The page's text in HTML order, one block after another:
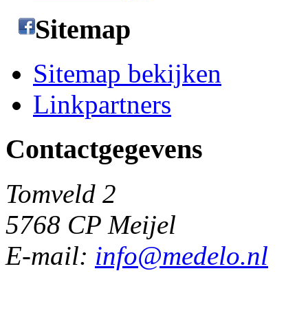
Sitemap
Sitemap bekijken
Linkpartners
Contactgegevens
Tomveld 2
5768 CP Meijel
E-mail: info@medelo.nl